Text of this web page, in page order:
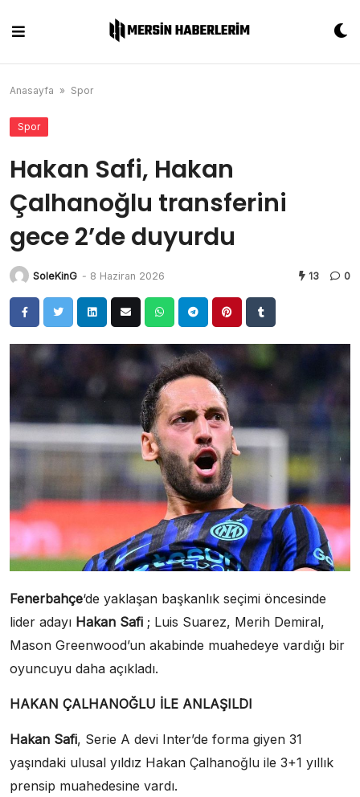
content
Anasayfa » Spor
Spor
Hakan Safi, Hakan
Çalhanoğlu transferini
gece 2’de duyurdu
SoleKinG - 8 Haziran 2026 13 0
Fenerbahçe‘de yaklaşan başkanlık seçimi öncesinde
lider adayı Hakan Safi ; Luis Suarez, Merih Demiral,
Mason Greenwood’un akabinde muahedeye vardığı bir
oyuncuyu daha açıkladı.
HAKAN ÇALHANOĞLU İLE ANLAŞILDI
Hakan Safi, Serie A devi Inter’de forma giyen 31
yaşındaki ulusal yıldız Hakan Çalhanoğlu ile 3+1 yıllık
prensip muahedesine vardı.